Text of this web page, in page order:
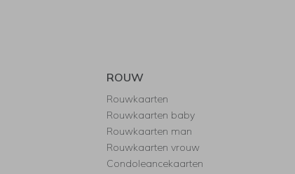
ROUW
Rouwkaarten
Rouwkaarten baby
Rouwkaarten man
Rouwkaarten vrouw
Condoleancekaarten